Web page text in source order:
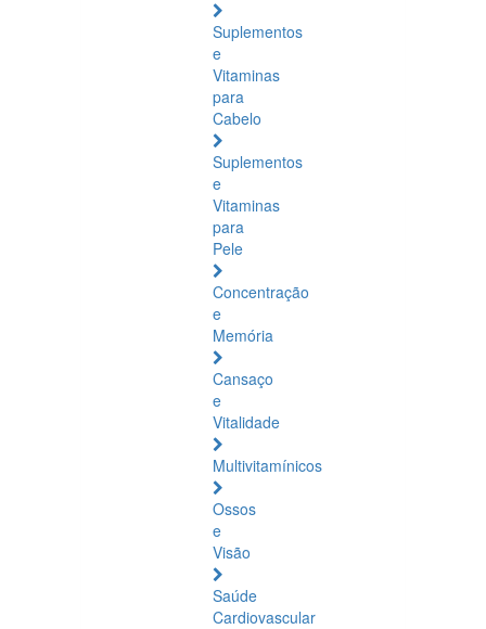
Suplementos
e
Vitaminas
para
Cabelo
Suplementos
e
Vitaminas
para
Pele
Concentração
e
Memória
Cansaço
e
Vitalidade
Multivitamínicos
Ossos
e
Visão
Saúde
Cardiovascular